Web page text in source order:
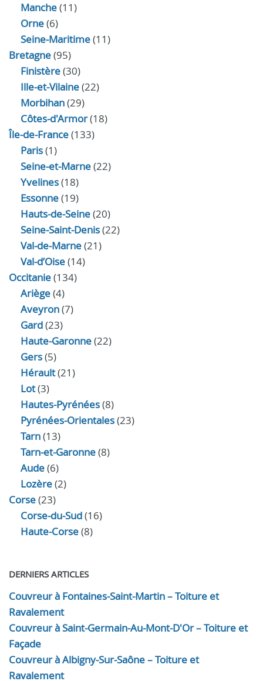
Manche(11)
Orne(6)
Seine-Maritime(11)
Bretagne(95)
Finistère(30)
Ille-et-Vilaine(22)
Morbihan(29)
Côtes-d'Armor(18)
Île-de-France(133)
Paris(1)
Seine-et-Marne(22)
Yvelines(18)
Essonne(19)
Hauts-de-Seine(20)
Seine-Saint-Denis(22)
Val-de-Marne(21)
Val-d’Oise(14)
Occitanie(134)
Ariège(4)
Aveyron(7)
Gard(23)
Haute-Garonne(22)
Gers(5)
Hérault(21)
Lot(3)
Hautes-Pyrénées(8)
Pyrénées-Orientales(23)
Tarn(13)
Tarn-et-Garonne(8)
Aude(6)
Lozère(2)
Corse(23)
Corse-du-Sud(16)
Haute-Corse(8)
DERNIERS ARTICLES
Couvreur à Fontaines-Saint-Martin – Toiture et
Ravalement
Couvreur à Saint-Germain-Au-Mont-D'Or – Toiture et
Façade
Couvreur à Albigny-Sur-Saône – Toiture et
Ravalement